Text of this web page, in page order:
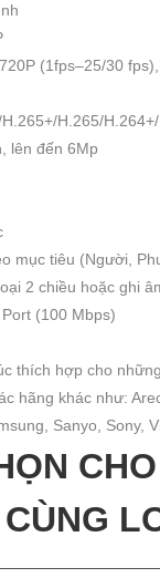
(1fps–25/30
H.265/
lên đến 6Mp
mục tiêu (Người,
2 chiều hoặc ghi
(100 Mbps)
thích hợp cho
hãng khác như:
Sanyo, Sony,